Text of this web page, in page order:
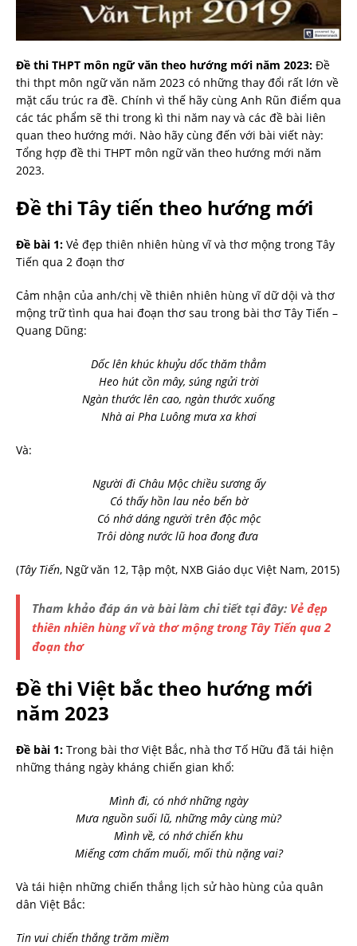
Đề thi THPT môn ngữ văn theo hướng mới năm 2023: Đề
thi thpt môn ngữ văn năm 2023 có những thay đổi rất lớn về
mặt cấu trúc ra đề. Chính vì thế hãy cùng Anh Rũn điểm qua
các tác phẩm sẽ thi trong kì thi năm nay và các đề bài liên
quan theo hướng mới. Nào hãy cùng đến với bài viết này:
Tổng hợp đề thi THPT môn ngữ văn theo hướng mới năm
2023.
Đề thi Tây tiến theo hướng mới
Đề bài 1: Vẻ đẹp thiên nhiên hùng vĩ và thơ mộng trong Tây
Tiến qua 2 đoạn thơ
Cảm nhận của anh/chị về thiên nhiên hùng vĩ dữ dội và thơ
mộng trữ tình qua hai đoạn thơ sau trong bài thơ Tây Tiến –
Quang Dũng:
Dốc lên khúc khuỷu dốc thăm thẳm
Heo hút cồn mây, súng ngửi trời
Ngàn thước lên cao, ngàn thước xuống
Nhà ai Pha Luông mưa xa khơi
Và:
Người đi Châu Mộc chiều sương ấy
Có thấy hồn lau nẻo bến bờ
Có nhớ dáng người trên độc mộc
Trôi dòng nước lũ hoa đong đưa
(Tây Tiến, Ngữ văn 12, Tập một, NXB Giáo dục Việt Nam, 2015)
Tham khảo đáp án và bài làm chi tiết tại đây: Vẻ đẹp
thiên nhiên hùng vĩ và thơ mộng trong Tây Tiến qua 2
đoạn thơ
Đề thi Việt bắc theo hướng mới
năm 2023
Đề bài 1: Trong bài thơ Việt Bắc, nhà thơ Tố Hữu đã tái hiện
những tháng ngày kháng chiến gian khổ:
Mình đi, có nhớ những ngày
Mưa nguồn suối lũ, những mây cùng mù?
Mình về, có nhớ chiến khu
Miếng cơm chấm muối, mối thù nặng vai?
Và tái hiện những chiến thắng lịch sử hào hùng của quân
dân Việt Bắc:
Tin vui chiến thắng trăm miềm